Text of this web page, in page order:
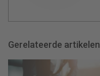
Gerelateerde artikelen